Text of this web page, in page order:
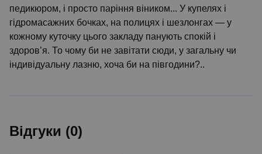
педикюром, і просто паріння віником... У купелях і
гідромасажних бочках, на полицях і шезлонгах — у
кожному куточку цього закладу панують спокій і
здоров’я. То чому би не завітати сюди, у загальну чи
індивідуальну лазню, хоча би на півгодини?..
Відгуки (0)